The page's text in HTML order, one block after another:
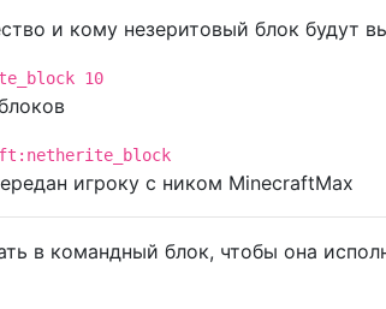
и кому незеритовый блок будут
10
игроку с ником MinecraftMax
в командный блок, чтобы она